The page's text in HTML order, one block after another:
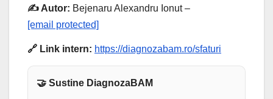
✍️ Autor: Bejenaru Alexandru Ionut –
[email protected]
🔗 Link intern: https://diagnozabam.ro/sfaturi
🤝 Sustine DiagnozaBAM